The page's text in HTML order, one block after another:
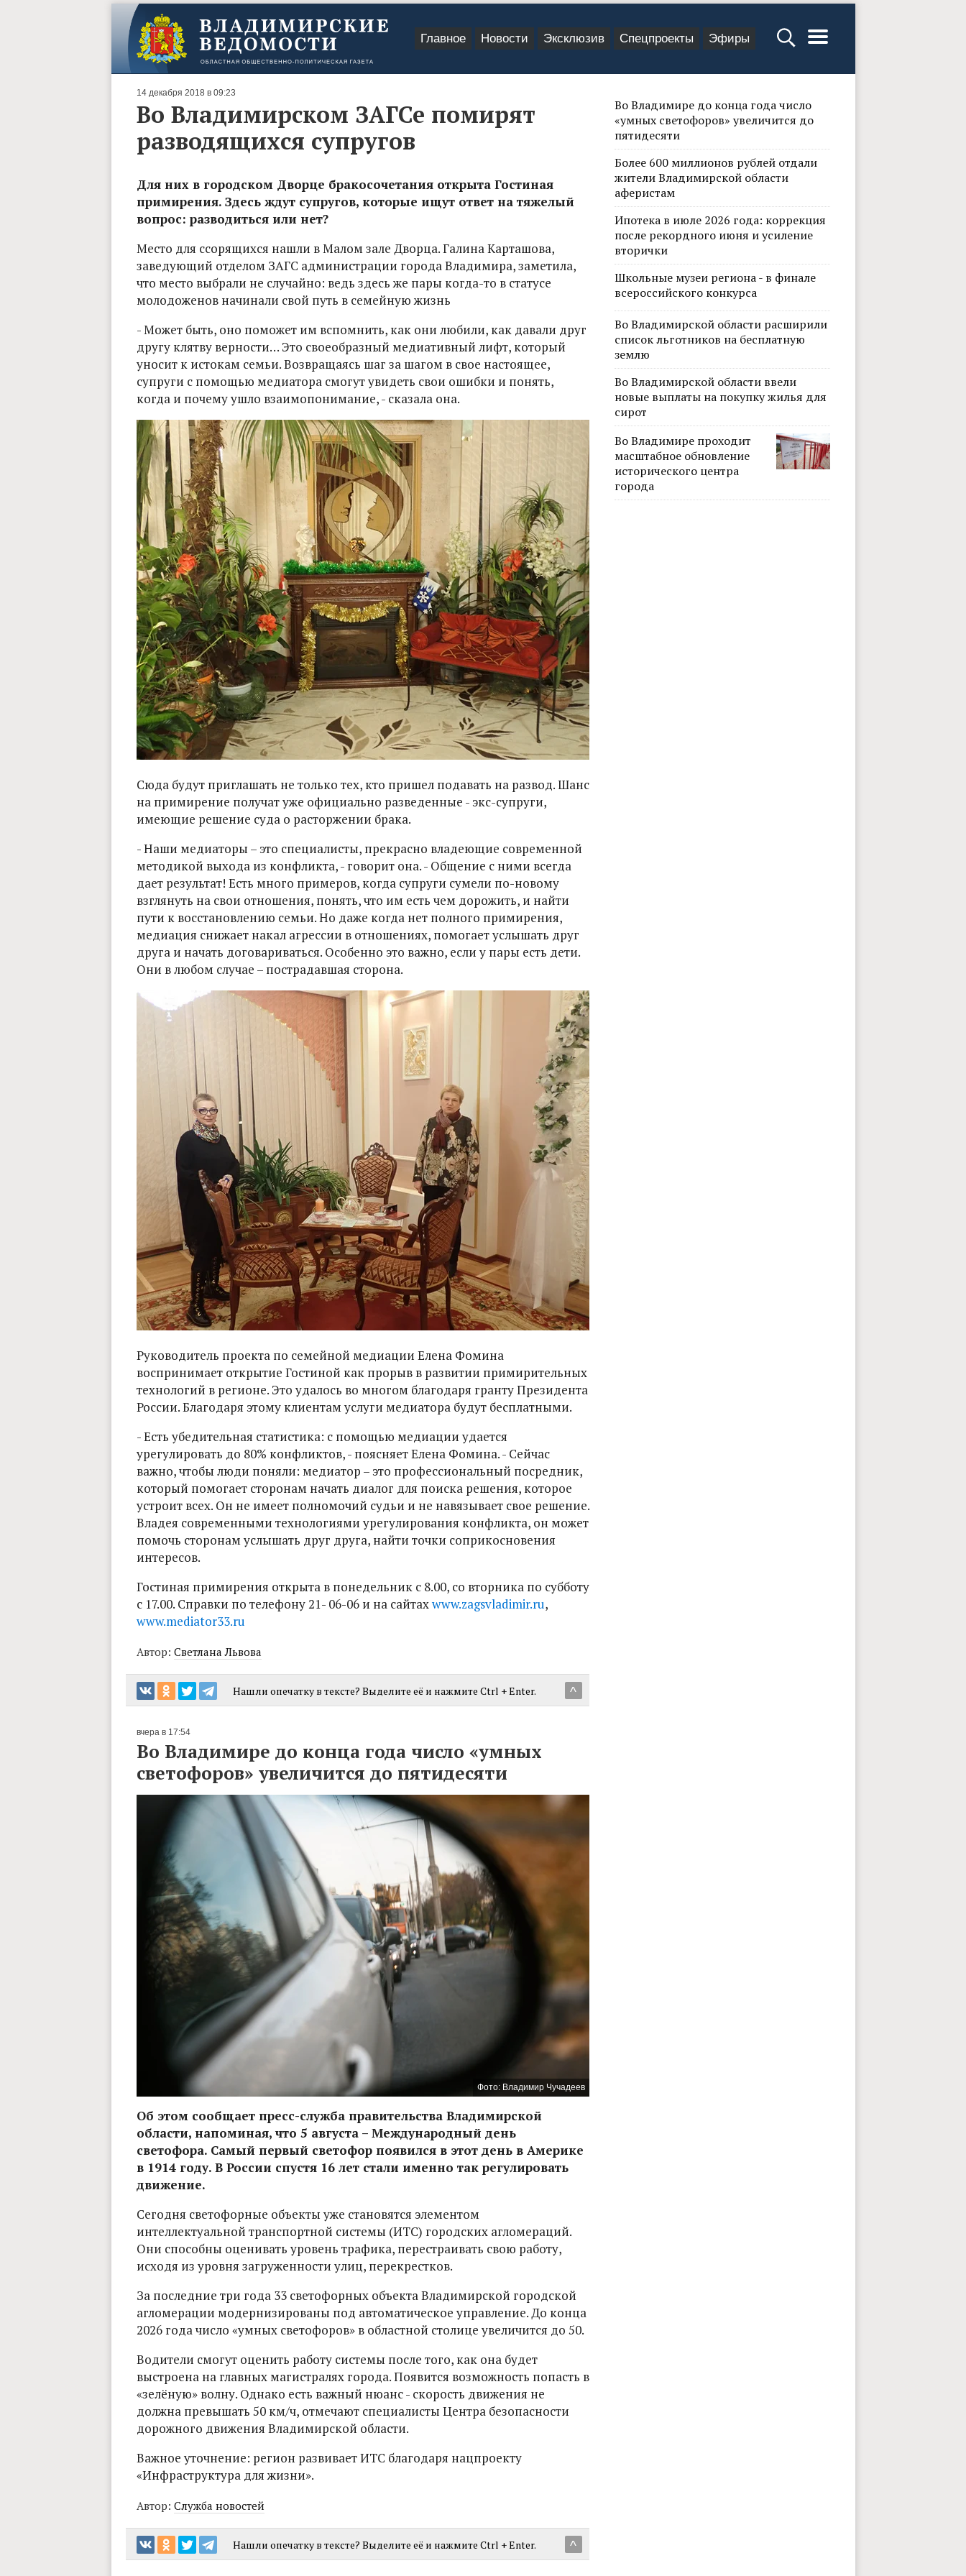
Главное Новости Эксклюзив Спецпроекты Эфиры
14 декабря 2018 в 09:23
Во Владимирском ЗАГСе помирят
разводящихся супругов
Для них в городском Дворце бракосочетания открыта Гостиная
примирения. Здесь ждут супругов, которые ищут ответ на тяжелый
вопрос: разводиться или нет?
Место для ссорящихся нашли в Малом зале Дворца. Галина Карташова,
заведующий отделом ЗАГС администрации города Владимира, заметила,
что место выбрали не случайно: ведь здесь же пары когда-то в статусе
молодоженов начинали свой путь в семейную жизнь
- Может быть, оно поможет им вспомнить, как они любили, как давали друг
другу клятву верности… Это своеобразный медиативный лифт, который
уносит к истокам семьи. Возвращаясь шаг за шагом в свое настоящее,
супруги с помощью медиатора смогут увидеть свои ошибки и понять,
когда и почему ушло взаимопонимание, - сказала она.
Сюда будут приглашать не только тех, кто пришел подавать на развод. Шанс
на примирение получат уже официально разведенные - экс-супруги,
имеющие решение суда о расторжении брака.
- Наши медиаторы – это специалисты, прекрасно владеющие современной
методикой выхода из конфликта, - говорит она. - Общение с ними всегда
дает результат! Есть много примеров, когда супруги сумели по-новому
взглянуть на свои отношения, понять, что им есть чем дорожить, и найти
пути к восстановлению семьи. Но даже когда нет полного примирения,
медиация снижает накал агрессии в отношениях, помогает услышать друг
друга и начать договариваться. Особенно это важно, если у пары есть дети.
Они в любом случае – пострадавшая сторона.
Руководитель проекта по семейной медиации Елена Фомина
воспринимает открытие Гостиной как прорыв в развитии примирительных
технологий в регионе. Это удалось во многом благодаря гранту Президента
России. Благодаря этому клиентам услуги медиатора будут бесплатными.
- Есть убедительная статистика: с помощью медиации удается
урегулировать до 80% конфликтов, - поясняет Елена Фомина. - Сейчас
важно, чтобы люди поняли: медиатор – это профессиональный посредник,
который помогает сторонам начать диалог для поиска решения, которое
устроит всех. Он не имеет полномочий судьи и не навязывает свое решение.
Владея современными технологиями урегулирования конфликта, он может
помочь сторонам услышать друг друга, найти точки соприкосновения
интересов.
Гостиная примирения открыта в понедельник с 8.00, со вторника по субботу
с 17.00. Справки по телефону 21- 06-06 и на сайтахwww.zagsvladimir.ru,
www.mediator33.ru
Автор: Светлана Львова
^
Нашли опечатку в тексте? Выделите её и нажмите Ctrl + Enter.
вчера в 17:54
Во Владимире до конца года число «умных
светофоров» увеличится до пятидесяти
Фото: Владимир Чучадеев
Об этом сообщает пресс-служба правительства Владимирской
области, напоминая, что 5 августа – Международный день
светофора. Самый первый светофор появился в этот день в Америке
в 1914 году. В России спустя 16 лет стали именно так регулировать
движение.
Сегодня светофорные объекты уже становятся элементом
интеллектуальной транспортной системы (ИТС) городских агломераций.
Они способны оценивать уровень трафика, перестраивать свою работу,
исходя из уровня загруженности улиц, перекрестков.
За последние три года 33 светофорных объекта Владимирской городской
агломерации модернизированы под автоматическое управление. До конца
2026 года число «умных светофоров» в областной столице увеличится до 50.
Водители смогут оценить работу системы после того, как она будет
выстроена на главных магистралях города. Появится возможность попасть в
«зелёную» волну. Однако есть важный нюанс - скорость движения не
должна превышать 50 км/ч, отмечают специалисты Центра безопасности
дорожного движения Владимирской области.
Важное уточнение: регион развивает ИТС благодаря нацпроекту
«Инфраструктура для жизни».
Автор: Служба новостей
^
Нашли опечатку в тексте? Выделите её и нажмите Ctrl + Enter.
Во Владимире до конца года число
«умных светофоров» увеличится до
пятидесяти
Более 600 миллионов рублей отдали
жители Владимирской области
аферистам
Ипотека в июле 2026 года: коррекция
после рекордного июня и усиление
вторички
Школьные музеи региона - в финале
всероссийского конкурса
Во Владимирской области расширили
список льготников на бесплатную
землю
Во Владимирской области ввели
новые выплаты на покупку жилья для
сирот
Во Владимире проходит
масштабное обновление
исторического центра
города